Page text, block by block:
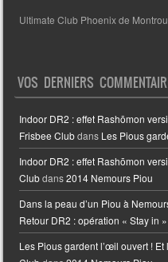
Ultimate Club Phoenix de
VOS DERNIERS
Indoor DR2 : effet Rashōmon
Frisbee Clubdans Les Pious
Indoor DR2 : effet Rashōmon
Clubdans2014 Nemours Piou
Dans la peau d’un Piou à
Retour DR2 : opération « Stay in »
Les Pious gardent l’œil ouvert !